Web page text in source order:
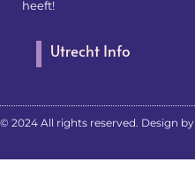
heeft!
Utrecht Info
© 2024 All rights reserved. Design by